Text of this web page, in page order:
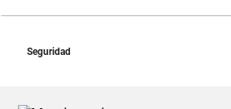
Seguridad